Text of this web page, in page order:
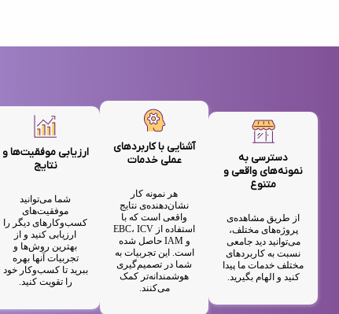
دسترسی به
نمونه‌های واقعی و
متنوع
از طریق مشاهده‌ی
پروژه‌های مختلف،
می‌توانید دید جامعی
نسبت به کاربردهای
مختلف خدمات ما پیدا
کنید و الهام بگیرید.
آشنایی با کاربردهای
عملی خدمات
هر نمونه کار
نشان‌دهنده‌ی نتایج
واقعی است که با
استفاده از EBC، ICV
و IAM حاصل شده
است. این تجربیات به
شما در تصمیم‌گیری
هوشمندانه‌تر کمک
می‌کنند.
ارزیابی موفقیت‌ها و
نتایج
شما می‌توانید
موفقیت‌های
کسب‌وکارهای دیگر را
ارزیابی کنید و از
بهترین روش‌ها و
تجربیات آنها بهره
ببرید تا کسب‌وکار خود
را تقویت کنید.